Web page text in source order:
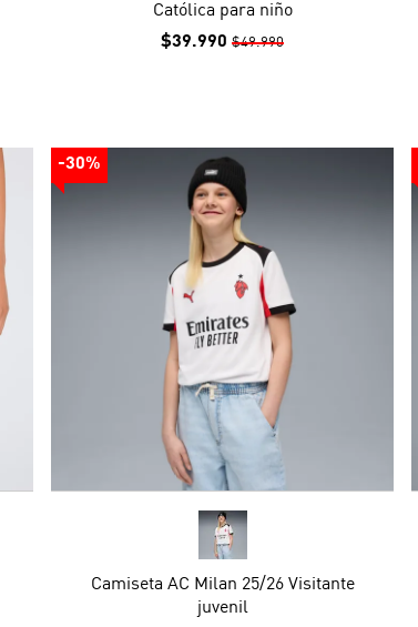
Católica para niño
$39.990 $49.990
-30%
Camiseta AC Milan 25/26 Visitante
juvenil